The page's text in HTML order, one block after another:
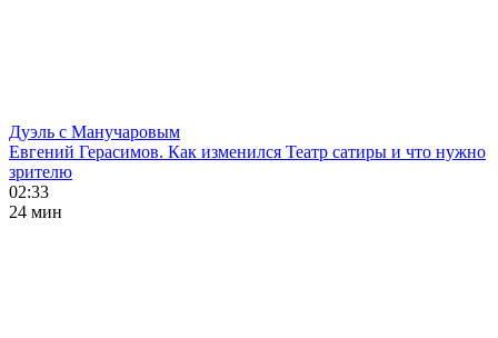
Дуэль с Манучаровым
Евгений Герасимов. Как изменился Театр сатиры и что нужно
зрителю
02:33
24 мин